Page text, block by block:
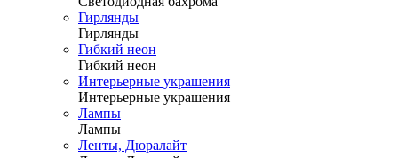
Гирлянды
Гирлянды
Гибкий неон
Гибкий неон
Интерьерные украшения
Интерьерные украшения
Лампы
Лампы
Ленты, Дюралайт